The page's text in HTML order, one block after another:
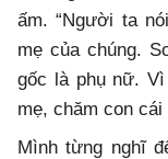
ấm. “Người ta
mẹ của chúng.
gốc là phụ nữ.
mẹ, chăm con cái
Mình từng nghĩ